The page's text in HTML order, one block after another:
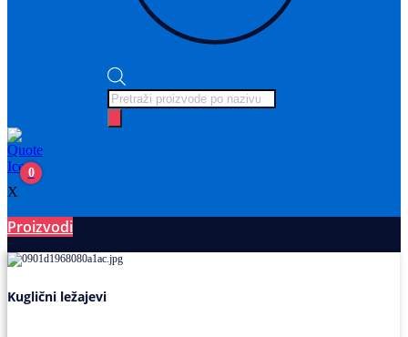
Products
search
0
X
Proizvodi
Kuglični ležajevi